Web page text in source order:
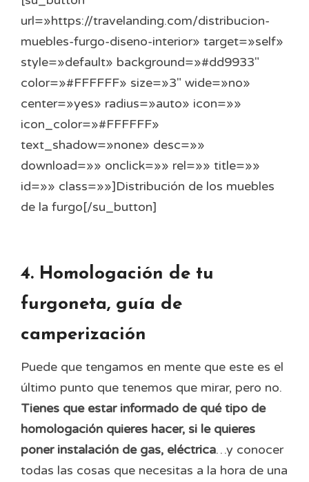
url=»https://travelanding.com/distribucion-
muebles-furgo-diseno-interior» target=»self»
style=»default» background=»#dd9933″
color=»#FFFFFF» size=»3″ wide=»no»
center=»yes» radius=»auto» icon=»»
icon_color=»#FFFFFF»
text_shadow=»none» desc=»»
download=»» onclick=»» rel=»» title=»»
id=»» class=»»]Distribución de los muebles
de la furgo[/su_button]
4. Homologación de tu
furgoneta, guía de
camperización
Puede que tengamos en mente que este es el
último punto que tenemos que mirar, pero no.
Tienes que estar informado de qué tipo de
homologación quieres hacer, si le quieres
poner instalación de gas, eléctrica…y conocer
todas las cosas que necesitas a la hora de una